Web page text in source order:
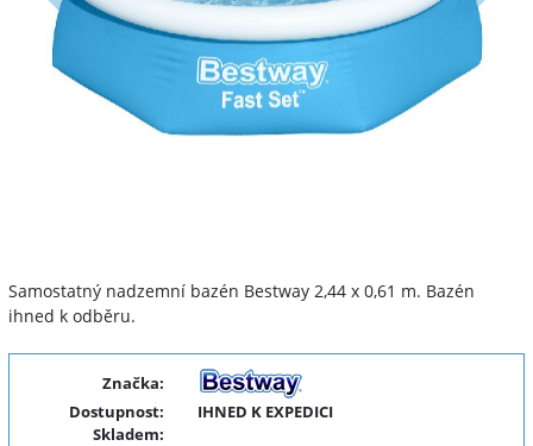
Předchozí Další
Samostatný nadzemní bazén Bestway 2,44 x 0,61 m. Bazén
ihned k odběru.
Značka:
Dostupnost:
IHNED K EXPEDICI
Skladem: